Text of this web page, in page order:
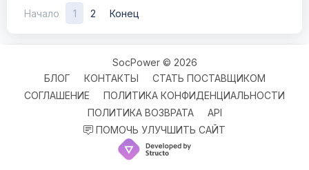
Начало 1 2 Конец
SocPower © 2026
БЛОГ
КОНТАКТЫ
СТАТЬ ПОСТАВЩИКОМ
СОГЛАШЕНИЕ
ПОЛИТИКА КОНФИДЕНЦИАЛЬНОСТИ
ПОЛИТИКА ВОЗВРАТА
API
ПОМОЧЬ УЛУЧШИТЬ САЙТ